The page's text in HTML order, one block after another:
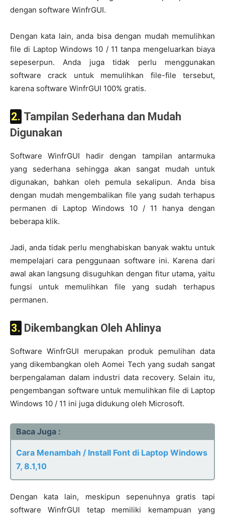
dengan software WinfrGUI.
Dengan kata lain, anda bisa dengan mudah memulihkan
file di Laptop Windows 10 / 11 tanpa mengeluarkan biaya
sepeserpun. Anda juga tidak perlu menggunakan
software crack untuk memulihkan file-file tersebut,
karena software WinfrGUI 100% gratis.
2. Tampilan Sederhana dan Mudah
Digunakan
Software WinfrGUI hadir dengan tampilan antarmuka
yang sederhana sehingga akan sangat mudah untuk
digunakan, bahkan oleh pemula sekalipun. Anda bisa
dengan mudah mengembalikan file yang sudah terhapus
permanen di Laptop Windows 10 / 11 hanya dengan
beberapa klik.
Jadi, anda tidak perlu menghabiskan banyak waktu untuk
mempelajari cara penggunaan software ini. Karena dari
awal akan langsung disuguhkan dengan fitur utama, yaitu
fungsi untuk memulihkan file yang sudah terhapus
permanen.
3. Dikembangkan Oleh Ahlinya
Software WinfrGUI merupakan produk pemulihan data
yang dikembangkan oleh Aomei Tech yang sudah sangat
berpengalaman dalam industri data recovery. Selain itu,
pengembangan software untuk memulihkan file di Laptop
Windows 10 / 11 ini juga didukung oleh Microsoft.
Baca Juga :
Cara Menambah / Install Font di Laptop Windows
7, 8.1,10
Dengan kata lain, meskipun sepenuhnya gratis tapi
software WinfrGUI tetap memiliki kemampuan yang